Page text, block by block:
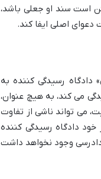
است سند او جعلی باشد،
اصلی ایفا کند.
دادگاه رسیدگی کننده به
می کند، به هیچ عنوان،
می تواند ناشی از تفاوت
دادگاه رسیدگی کننده
وجود نخواهد داشت